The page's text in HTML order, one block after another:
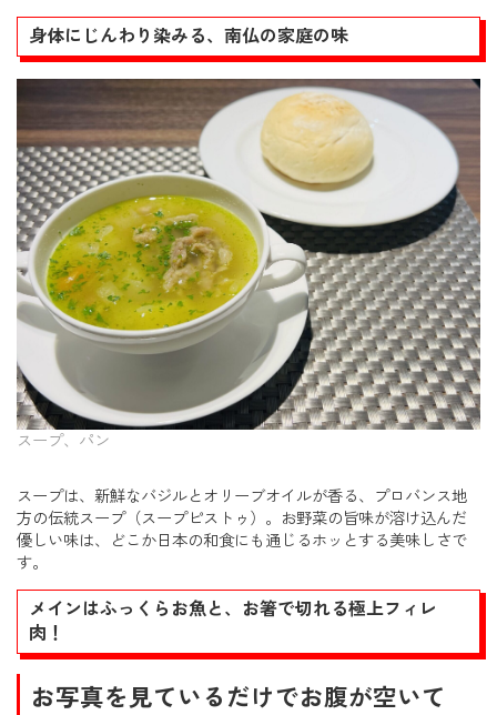
身体にじんわり染みる、南仏の家庭の味
スープ、パン
スープは、新鮮なバジルとオリーブオイルが香る、プロバンス地
方の伝統スープ（スープピストゥ）。お野菜の旨味が溶け込んだ
優しい味は、どこか日本の和食にも通じるホッとする美味しさで
す。
メインはふっくらお魚と、お箸で切れる極上フィレ
肉！
お写真を見ているだけでお腹が空いて